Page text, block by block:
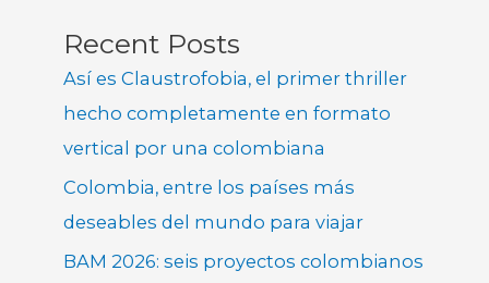
Recent Posts
Así es Claustrofobia, el primer thriller
hecho completamente en formato
vertical por una colombiana
Colombia, entre los países más
deseables del mundo para viajar
BAM 2026: seis proyectos colombianos